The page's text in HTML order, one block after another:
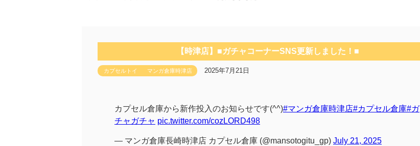
【時津店】■ガチャコーナーSNS更新しました！■
カプセルトイ マンガ倉庫時津店 2025年7月21日
カプセル倉庫から新作投入のお知らせです(^^)#マンガ倉庫時津店#カプセル倉庫#ガ
チャガチャ pic.twitter.com/cozLORD498
— マンガ倉庫長崎時津店 カプセル倉庫 (@mansotogitu_gp) July 21, 2025